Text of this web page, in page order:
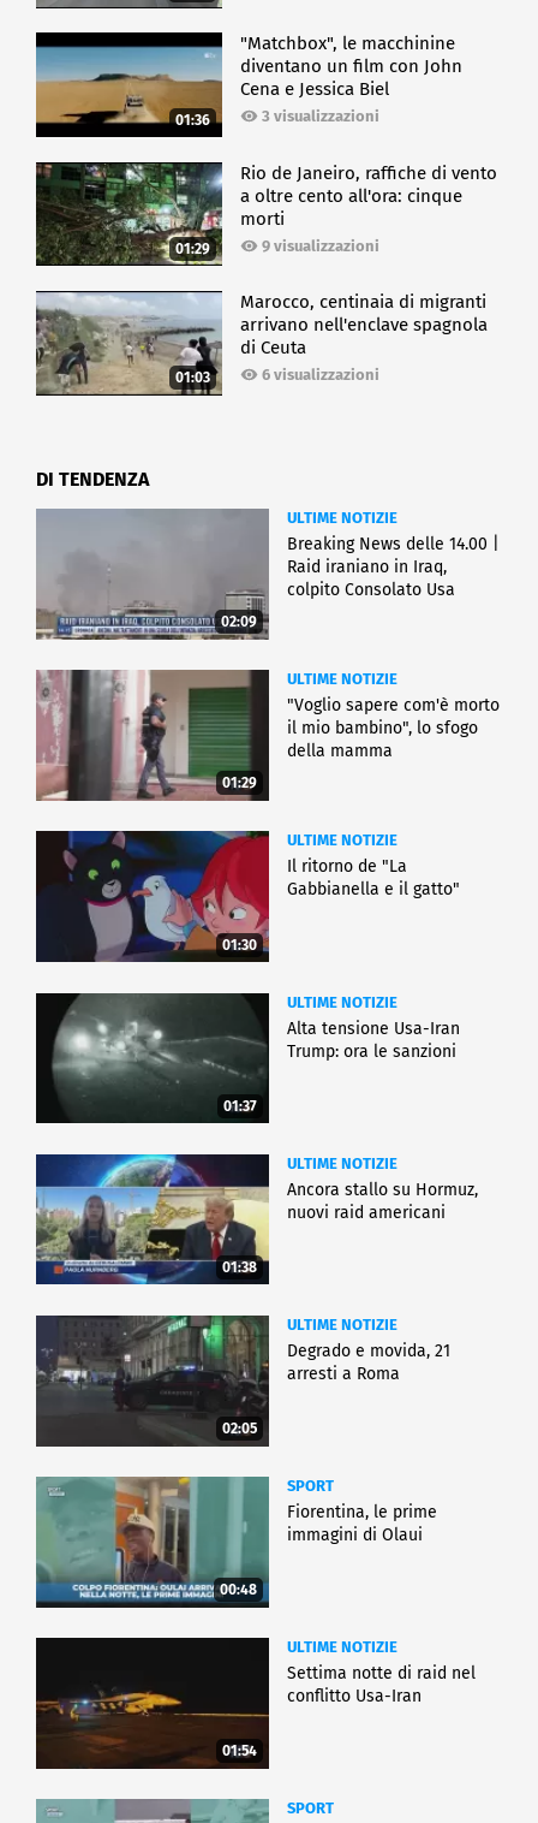
01:36
"Matchbox", le macchinine
diventano un film con John
Cena e Jessica Biel
3 visualizzazioni
01:29
Rio de Janeiro, raffiche di vento
a oltre cento all'ora: cinque
morti
9 visualizzazioni
01:03
Marocco, centinaia di migranti
arrivano nell'enclave spagnola
di Ceuta
6 visualizzazioni
DI TENDENZA
02:09
ULTIME NOTIZIE
Breaking News delle 14.00 |
Raid iraniano in Iraq,
colpito Consolato Usa
01:29
ULTIME NOTIZIE
"Voglio sapere com'è morto
il mio bambino", lo sfogo
della mamma
01:30
ULTIME NOTIZIE
Il ritorno de "La
Gabbianella e il gatto"
01:37
ULTIME NOTIZIE
Alta tensione Usa-Iran
Trump: ora le sanzioni
01:38
ULTIME NOTIZIE
Ancora stallo su Hormuz,
nuovi raid americani
02:05
ULTIME NOTIZIE
Degrado e movida, 21
arresti a Roma
00:48
SPORT
Fiorentina, le prime
immagini di Olaui
01:54
ULTIME NOTIZIE
Settima notte di raid nel
conflitto Usa-Iran
SPORT